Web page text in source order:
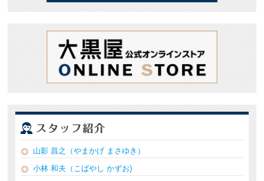
山影 昌之（やまかげ まさゆき）
小林 和夫（こばやし かずお)